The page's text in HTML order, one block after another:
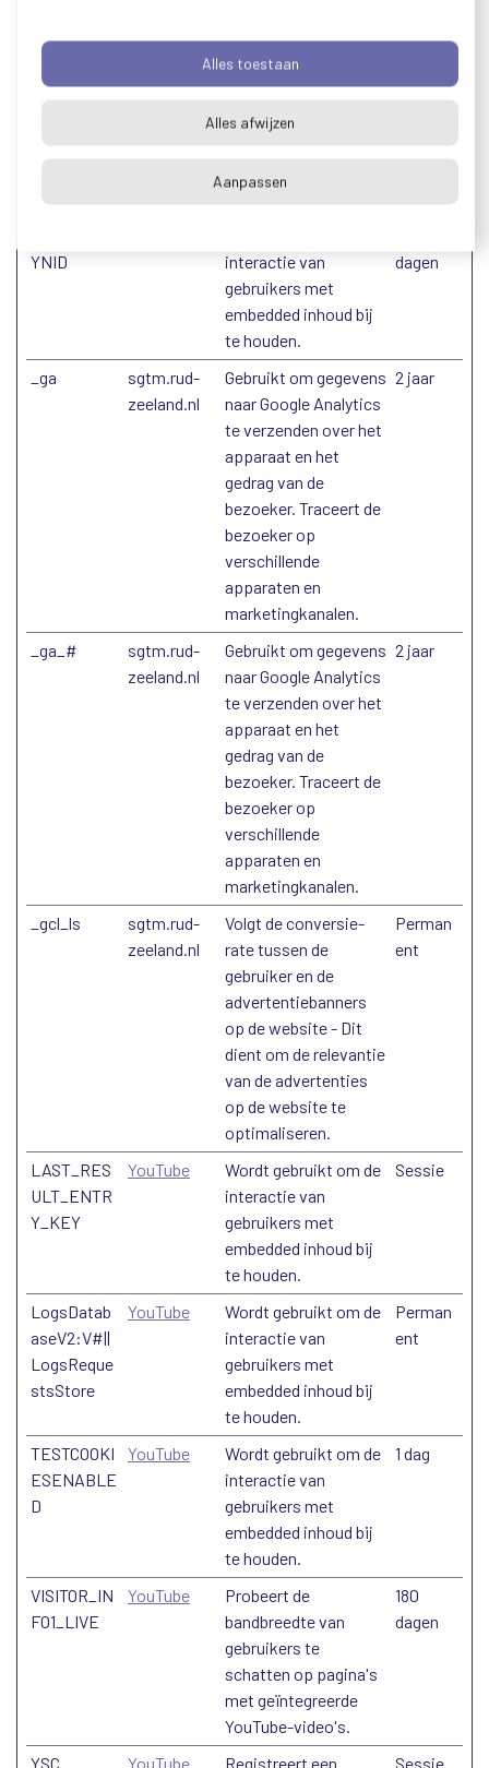
Alles toestaan
Alles afwijzen
Aanpassen
YEC
Bewaart de
voorkeuren van de
videospeler van de
gebruiker met
video
YNID
interactie van
gebruikers met
embedded inhoud bij
te houden.
dagen
_ga
sgtm.rud-
zeeland.nl
Gebruikt om gegevens
naar Google Analytics
te verzenden over het
apparaat en het
gedrag van de
bezoeker. Traceert de
bezoeker op
verschillende
apparaten en
marketingkanalen.
2 jaar
_ga_#
sgtm.rud-
zeeland.nl
Gebruikt om gegevens
naar Google Analytics
te verzenden over het
apparaat en het
gedrag van de
bezoeker. Traceert de
bezoeker op
verschillende
apparaten en
marketingkanalen.
2 jaar
_gcl_ls
sgtm.rud-
zeeland.nl
Volgt de conversie-
rate tussen de
gebruiker en de
advertentiebanners
op de website - Dit
dient om de relevantie
van de advertenties
op de website te
optimaliseren.
Perman
ent
LAST_RES
ULT_ENTR
Y_KEY
YouTube
Wordt gebruikt om de
interactie van
gebruikers met
embedded inhoud bij
te houden.
Sessie
LogsDatab
aseV2:V#||
LogsReque
stsStore
YouTube
Wordt gebruikt om de
interactie van
gebruikers met
embedded inhoud bij
te houden.
Perman
ent
TESTCOOKI
ESENABLE
D
YouTube
Wordt gebruikt om de
interactie van
gebruikers met
embedded inhoud bij
te houden.
1 dag
VISITOR_IN
FO1_LIVE
YouTube
Probeert de
bandbreedte van
gebruikers te
schatten op pagina's
met geïntegreerde
YouTube-video's.
180
dagen
YSC YouTube
Registreert een
Sessie